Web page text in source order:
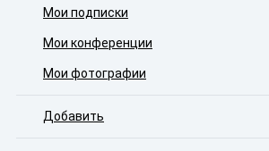
Мои подписки
Мои конференции
Мои фотографии
Добавить